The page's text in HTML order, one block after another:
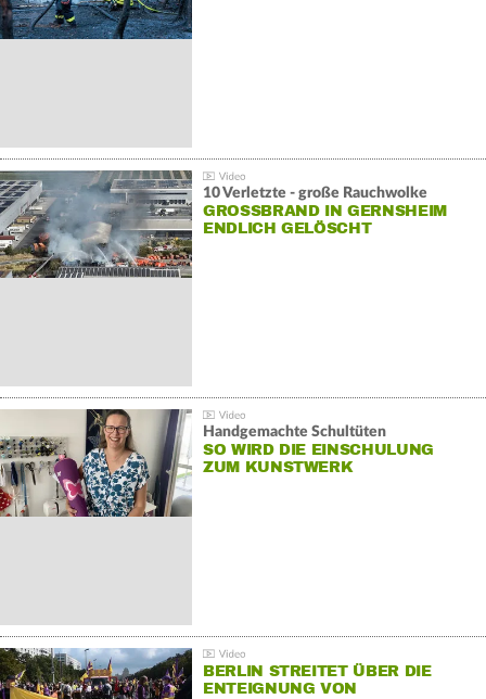
10 Verletzte - große Rauchwolke
GROSSBRAND IN GERNSHEIM E
NDLICH GELÖSCHT
Handgemachte Schultüten
SO WIRD DIE EINSCHULUNG
ZUM KUNSTWERK
BERLIN STREITET ÜBER DIE
ENTEIGNUNG VON